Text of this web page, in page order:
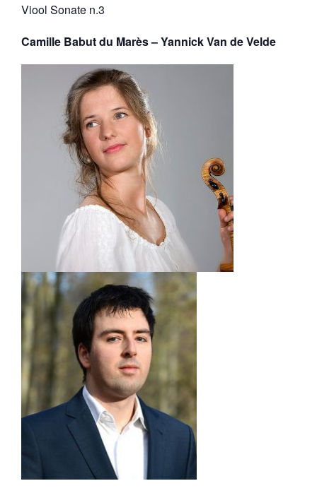
Viool Sonate n.3
Camille Babut du Marès – Yannick Van de Velde